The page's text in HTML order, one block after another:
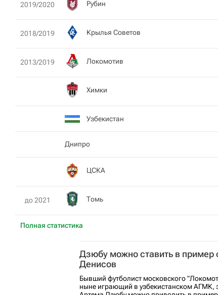
Полная статистика
2019/2020 Рубин
2018/2019 Крылья Советов
2013/2019 Локомотив
Химки
Узбекистан
Днипро
ЦСКА
до 2021 Томь
Дзюбу можно ставить в пример
Денисов
Бывший футболист московского
ныне играющий в узбекистанском АГМК,